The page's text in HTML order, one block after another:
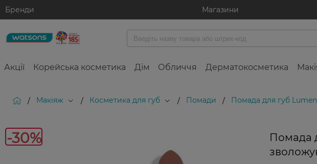
Бренди Магазини
Акції Корейська косметика Дім Обличчя Дерматокосметика
/ Макіяж / Косметика для губ / Помади / Помада для губ
-30%
Помада